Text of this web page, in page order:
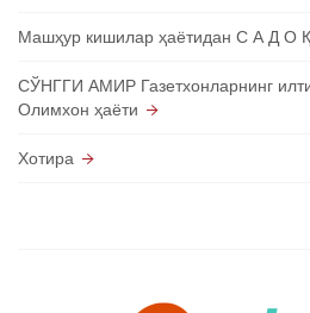
Машҳур кишилар ҳаётидан С А Д О
СЎНГГИ АМИР Газетхонларнинг
Олимхон ҳаёти
Хотира